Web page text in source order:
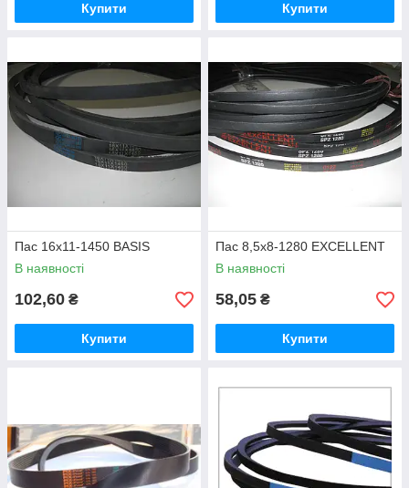
Купити Купити
Пас 16х11-1450 BASIS
В наявності
102,60 ₴
Купити
Пас 8,5х8-1280 EXCELLENT
В наявності
58,05 ₴
Купити